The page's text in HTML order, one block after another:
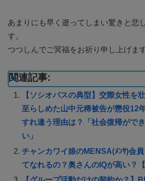
あまりにも早く逝ってしまい驚きと悲
す。
つつしんでご冥福をお祈り申し上げます
関連記事:
【ソシオパスの典型】交際女性を
至らしめた山中元稀被告が懲役12
すれ違う理由は？「社会復帰がで
い」
チャンカワイ娘のMENSA(ﾒﾝｻ)会
てなれるの？奥さんのIQが高い？【